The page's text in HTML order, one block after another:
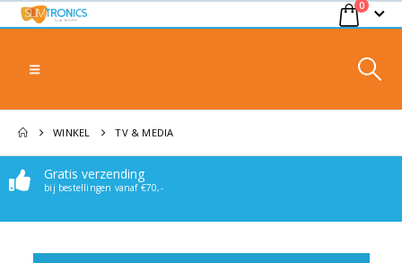
0
WINKEL TV & MEDIA
Gratis verzending
bij bestellingen vanaf €70,-